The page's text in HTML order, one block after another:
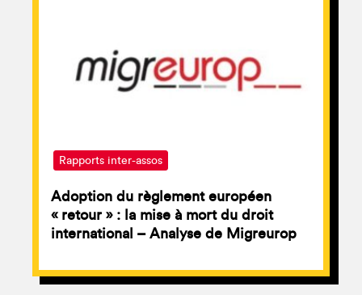
Rapports inter-assos
Adoption du règlement européen
« retour » : la mise à mort du droit
international – Analyse de Migreurop